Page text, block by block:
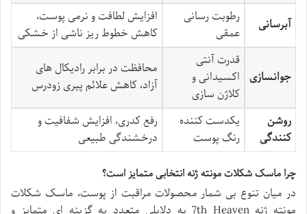
آبرسانی
رطوبت رسانی
عمقی
افزایش لطافت و نرمی پوست،
کاهش خطوط ریز ناشی از خشکی
جوانسازی
قدرت آنتی
اکسیدانی و
کلاژن سازی
محافظت در برابر رادیکال های
آزاد، کاهش علائم پیری زودرس
روشن
کنندگی
یکدست کننده
رنگ پوست
رفع کدری، افزایش شفافیت و
درخشندگی طبیعی
چرا ماسک شکلات مونته ژنه انتخابی متمایز است؟
در میان تنوع بی شمار محصولات مراقبت از پوست، ماسک شکلات